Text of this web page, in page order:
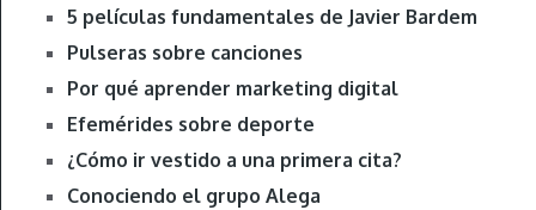
5 películas fundamentales de Javier Bardem
Pulseras sobre canciones
Por qué aprender marketing digital
Efemérides sobre deporte
¿Cómo ir vestido a una primera cita?
Conociendo el grupo Alega